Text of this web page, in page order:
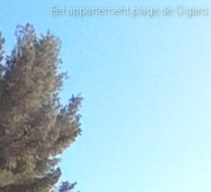
Bel appartement plage de Gigaro